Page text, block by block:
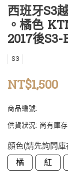
西班牙S3
。橘色
2017後
S3
NT$1,500
商品編號:
供貨狀況: 尚有庫存
顏色(請先詢問
橘
紅